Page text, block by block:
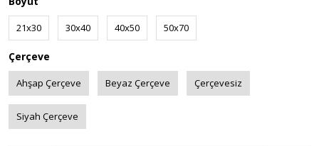
21x30 30x40 40x50 50x70
Çerçeve
Ahşap Çerçeve Beyaz Çerçeve Çerçevesiz
Siyah Çerçeve